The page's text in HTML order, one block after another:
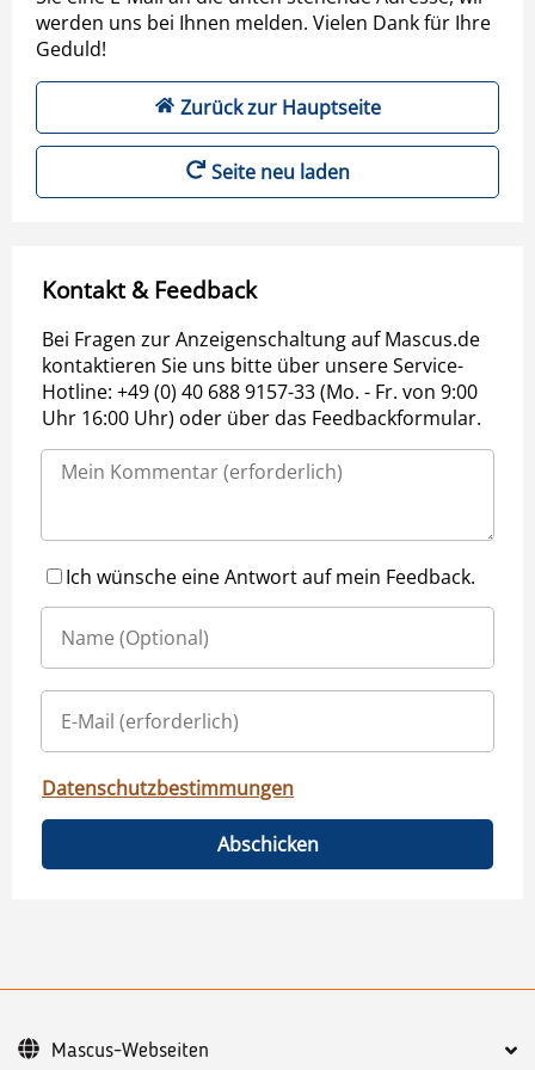
werden uns bei Ihnen melden. Vielen Dank für Ihre
Geduld!
Zurück zur Hauptseite
Seite neu laden
Kontakt & Feedback
Bei Fragen zur Anzeigenschaltung auf Mascus.de
kontaktieren Sie uns bitte über unsere Service-
Hotline: +49 (0) 40 688 9157-33 (Mo. - Fr. von 9:00
Uhr 16:00 Uhr) oder über das Feedbackformular.
Ich wünsche eine Antwort auf mein Feedback.
Datenschutzbestimmungen
Abschicken
Mascus-Webseiten